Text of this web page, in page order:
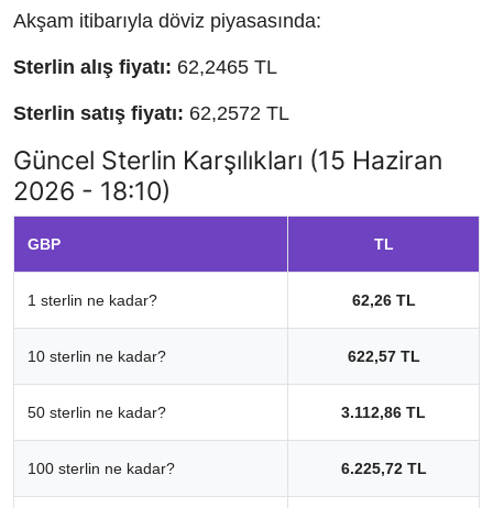
Akşam itibarıyla döviz piyasasında:
Sterlin alış fiyatı: 62,2465 TL
Sterlin satış fiyatı: 62,2572 TL
Güncel Sterlin Karşılıkları (15 Haziran
2026 - 18:10)
GBP TL
1 sterlin ne kadar? 62,26 TL
10 sterlin ne kadar? 622,57 TL
50 sterlin ne kadar? 3.112,86 TL
100 sterlin ne kadar? 6.225,72 TL